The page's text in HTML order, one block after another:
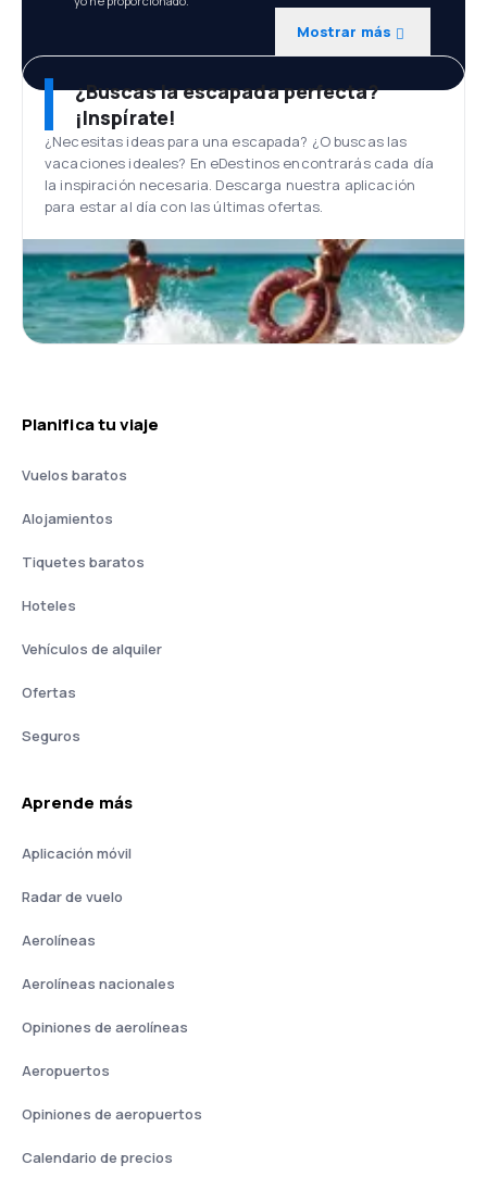
Mostrar más
¿Buscas la escapada perfecta?
¡Inspírate!
¿Necesitas ideas para una escapada? ¿O buscas las
vacaciones ideales? En eDestinos encontrarás cada día
la inspiración necesaria. Descarga nuestra aplicación
para estar al día con las últimas ofertas.
Planifica tu viaje
Vuelos baratos
Alojamientos
Tiquetes baratos
Hoteles
Vehículos de alquiler
Ofertas
Seguros
Aprende más
Aplicación móvil
Radar de vuelo
Aerolíneas
Aerolíneas nacionales
Opiniones de aerolíneas
Aeropuertos
Opiniones de aeropuertos
Calendario de precios